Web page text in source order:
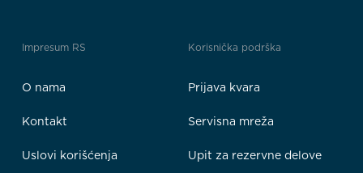
Impresum RS
O nama
Kontakt
Uslovi korišćenja
Korisnička podrška
Prijava kvara
Servisna mreža
Upit za rezervne delove